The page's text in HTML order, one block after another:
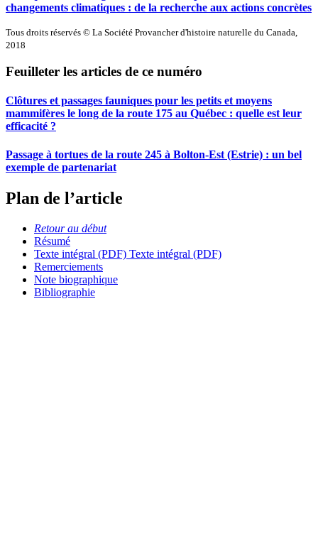
changements climatiques : de la recherche aux actions concrètes
Tous droits réservés © La Société Provancher d'histoire naturelle du Canada,
2018
Feuilleter les articles de ce numéro
Clôtures et passages fauniques pour les petits et moyens
mammifères le long de la route 175 au Québec : quelle est leur
efficacité ?
Passage à tortues de la route 245 à Bolton-Est (Estrie) : un bel
exemple de partenariat
Plan de l’article
Retour au début
Résumé
Texte intégral (PDF) Texte intégral (PDF)
Remerciements
Note biographique
Bibliographie